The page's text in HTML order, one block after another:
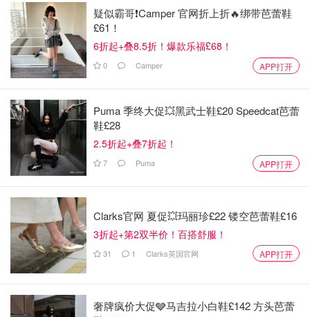
成年后的母鹌鹑
两只鹌鹑成年了，公的长的蛮英俊的，又有点儿像鹰，毛非
常光滑柔顺，个头也大一些，母的黑黑的毛不怎么柔顺，主
季节发情吗？我家养的这只鹌鹑体力和需求怎么会这么大，
疑似霸哥❗️Camper 官网折上折🔥绑带芭蕾鞋
£61！
6折起+叠8.5折！爆款乐福£68！
0 Camper APP打开
Puma 季终大促💥黑武士鞋£20 Speedcat芭蕾
鞋£28
2.5折起+叠7折起！
7 Puma APP打开
Clarks官网 夏促💥玛丽珍£22 镂空芭蕾鞋£16
3折起+第2双半价！百搭舒服！
31 1 Clarks英国官网 APP打开
奢牌疯价大促🩶马吉拉小白鞋£142 方头芭蕾